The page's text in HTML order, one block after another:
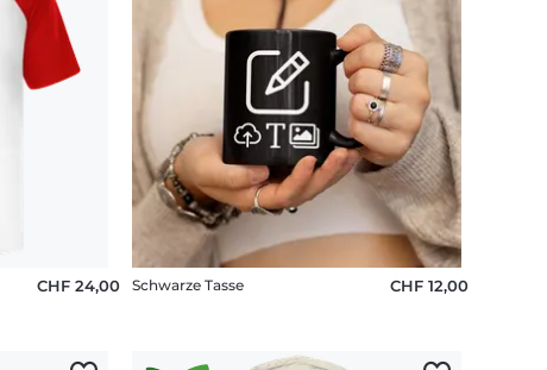
CHF 24,00 Schwarze Tasse CHF 12,00